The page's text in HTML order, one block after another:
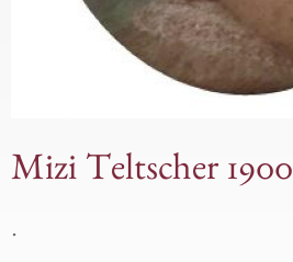
Mizi Teltscher 1900
.